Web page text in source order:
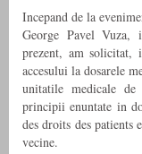
Incepand de la
George Pavel Vuza,
prezent, am solicitat,
accesului la dosarele
unitatile medicale
principii enuntate in
des droits des patients
vecine.